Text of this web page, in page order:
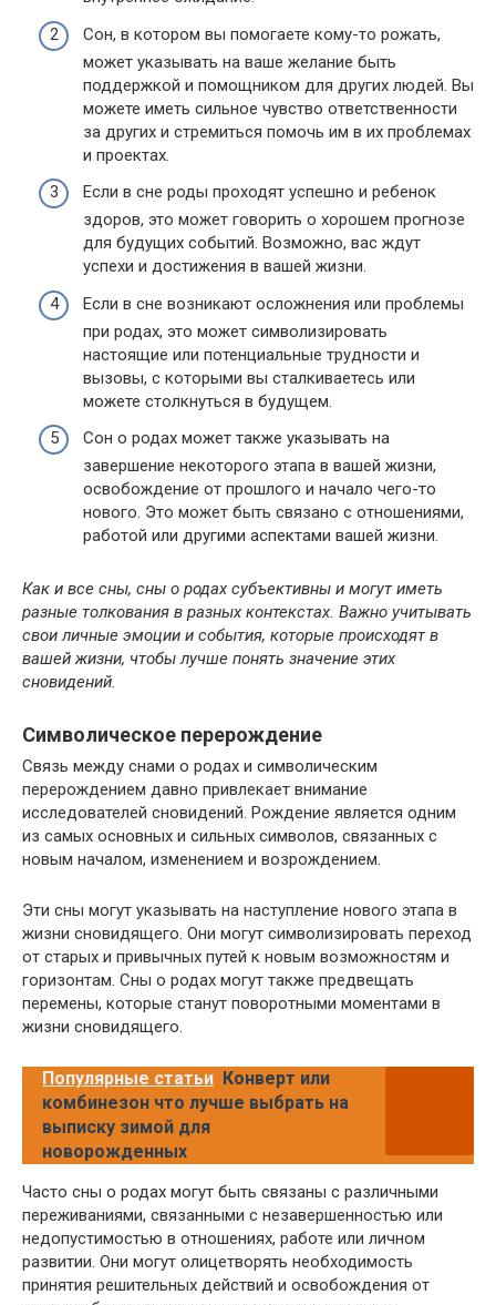
Сон, в котором вы помогаете кому-то рожать,
может указывать на ваше желание быть
поддержкой и помощником для других людей. Вы
можете иметь сильное чувство ответственности
за других и стремиться помочь им в их проблемах
и проектах.
Если в сне роды проходят успешно и ребенок
здоров, это может говорить о хорошем прогнозе
для будущих событий. Возможно, вас ждут
успехи и достижения в вашей жизни.
Если в сне возникают осложнения или проблемы
при родах, это может символизировать
настоящие или потенциальные трудности и
вызовы, с которыми вы сталкиваетесь или
можете столкнуться в будущем.
Сон о родах может также указывать на
завершение некоторого этапа в вашей жизни,
освобождение от прошлого и начало чего-то
нового. Это может быть связано с отношениями,
работой или другими аспектами вашей жизни.
Как и все сны, сны о родах субъективны и могут иметь
разные толкования в разных контекстах. Важно учитывать
свои личные эмоции и события, которые происходят в
вашей жизни, чтобы лучше понять значение этих
сновидений.
Символическое перерождение
Связь между снами о родах и символическим
перерождением давно привлекает внимание
исследователей сновидений. Рождение является одним
из самых основных и сильных символов, связанных с
новым началом, изменением и возрождением.
Эти сны могут указывать на наступление нового этапа в
жизни сновидящего. Они могут символизировать переход
от старых и привычных путей к новым возможностям и
горизонтам. Сны о родах могут также предвещать
перемены, которые станут поворотными моментами в
жизни сновидящего.
Популярные статьи Конверт или
комбинезон что лучше выбрать на
выписку зимой для
новорожденных
Часто сны о родах могут быть связаны с различными
переживаниями, связанными с незавершенностью или
недопустимостью в отношениях, работе или личном
развитии. Они могут олицетворять необходимость
принятия решительных действий и освобождения от